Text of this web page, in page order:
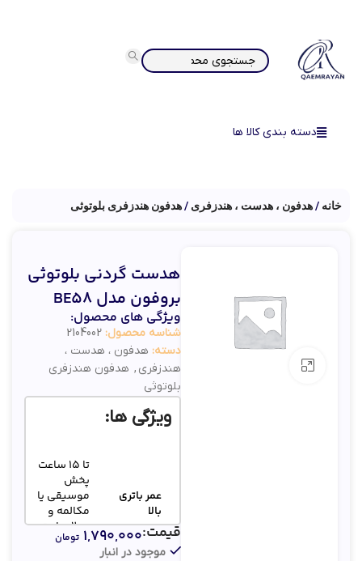
دسته بندی کالا ها
خانه هدفون ، هدست ، هندزفری هدفون هندزفری بلوتوثی
هدست گردنی بلوتوثی
بروفون مدل BE58
ویژگی های محصول:
شناسه محصول: 2104002
دسته: هدفون ، هدست ،
هندزفری , هدفون هندزفری
بلوتوثی
ویژگی ها:
عمر باتری
بالا
تا 15 ساعت
پخش
موسیقی یا
مکالمه و
200 ساعت
استندبای
موجود در انبار
قیمت:۱,۷۹۰,۰۰۰ تومان